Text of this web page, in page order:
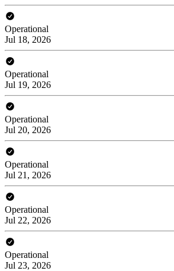
Operational
Jul 18, 2026
Operational
Jul 19, 2026
Operational
Jul 20, 2026
Operational
Jul 21, 2026
Operational
Jul 22, 2026
Operational
Jul 23, 2026